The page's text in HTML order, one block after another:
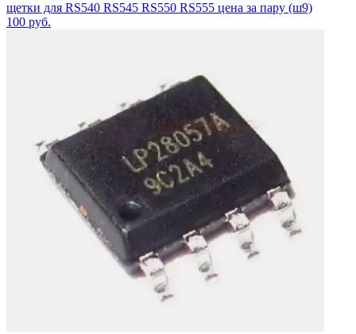
щетки для RS540 RS545 RS550 RS555 цена за пару (ш9)
100 руб.